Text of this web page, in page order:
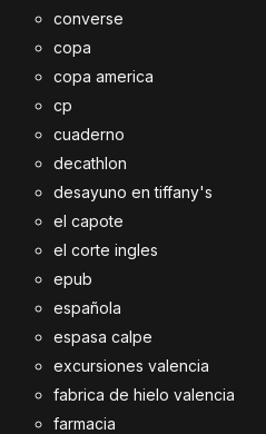
converse
copa
copa america
cp
cuaderno
decathlon
desayuno en tiffany's
el capote
el corte ingles
epub
española
espasa calpe
excursiones valencia
fabrica de hielo valencia
farmacia